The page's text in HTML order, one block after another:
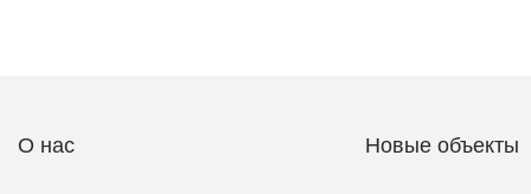
О нас Новые объекты